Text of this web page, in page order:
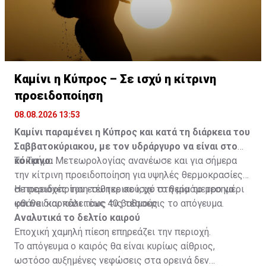
Καμίνι η Κύπρος – Σε ισχύ η κίτρινη
προειδοποίηση
08.08.2026 13:53
Καμίνι παραμένει η Κύπρος και κατά τη διάρκεια του
Σαββατοκύριακου, με τον υδράργυρο να είναι στο
κόκκινο.
Το Τμήμα Μετεωρολογίας ανανέωσε και για σήμερα
την κίτρινη προειδοποίηση για υψηλές θερμοκρασίες
σε περιοχές του εσωτερικού, με το θερμόμετρο να
φθάνει και πάλι τους 40 βαθμούς.
Η προειδοποίηση τέθηκε σε ισχύ στη μία το μεσημέρι
και θα διαρκέσει έως τις τέσσερις το απόγευμα.
Αναλυτικά το δελτίο καιρού
Εποχική χαμηλή πίεση επηρεάζει την περιοχή.
Το απόγευμα ο καιρός θα είναι κυρίως αίθριος,
ωστόσο αυξημένες νεφώσεις στα ορεινά δεν